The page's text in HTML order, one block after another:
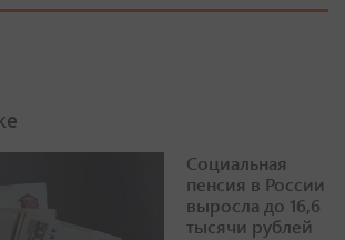
Социальная
пенсия в России
выросла до 16,6
тысячи рублей